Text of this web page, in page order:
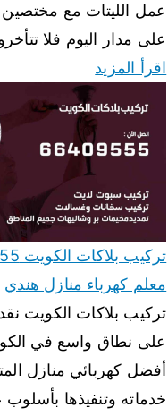
عمل الليتات مع
على مدار اليوم فلا
اقرأ المزيد
معلم كهرباء منازل هندي
تركيب بلاكات الكويت
على نطاق واسع في
أفضل كهربائي منازل
خدماته وتنفيذها بأسلوب